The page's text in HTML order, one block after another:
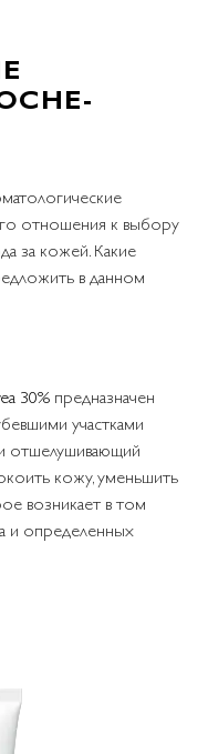
отношения к выбору
за кожей. Какие
в данном
30% предназначен
участками
отшелушивающий
кожу, уменьшить
возникает в том
и определенных